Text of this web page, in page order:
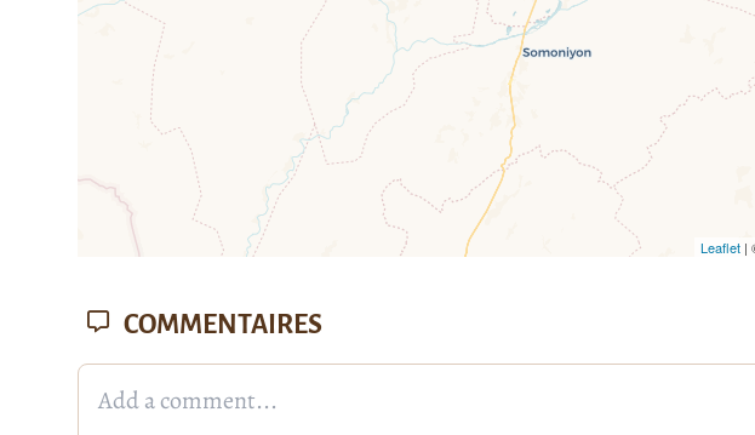
Leaflet |
COMMENTAIRES